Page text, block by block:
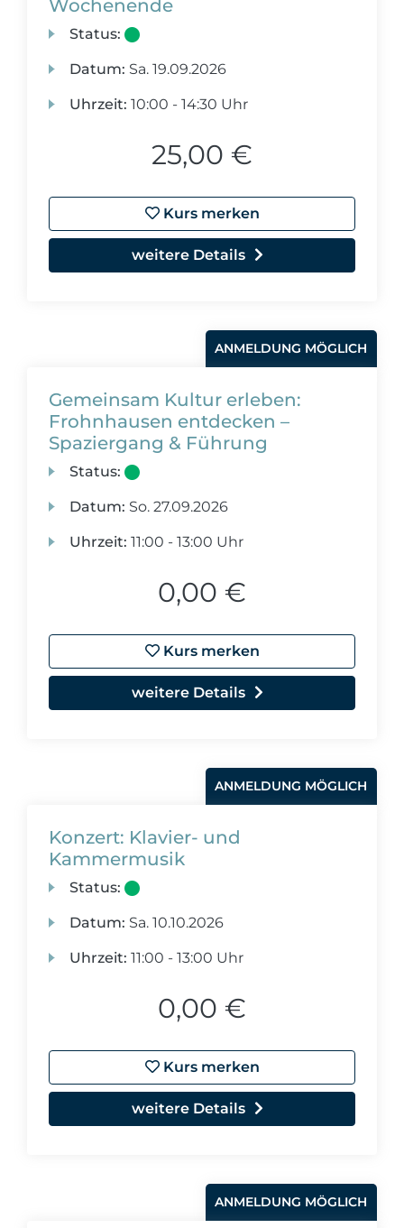
Wochenende
Status:
Datum: Sa. 19.09.2026
Uhrzeit: 10:00 - 14:30 Uhr
25,00 €
Kurs merken
weitere Details
ANMELDUNG MÖGLICH
Gemeinsam Kultur erleben:
Frohnhausen entdecken –
Spaziergang & Führung
Status:
Datum: So. 27.09.2026
Uhrzeit: 11:00 - 13:00 Uhr
0,00 €
Kurs merken
weitere Details
ANMELDUNG MÖGLICH
Konzert: Klavier- und
Kammermusik
Status:
Datum: Sa. 10.10.2026
Uhrzeit: 11:00 - 13:00 Uhr
0,00 €
Kurs merken
weitere Details
ANMELDUNG MÖGLICH